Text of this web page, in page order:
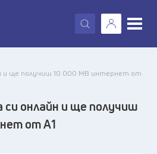
X
и ще получиш 10 000 МВ интернет от
онлайн и ще получиш
от А1